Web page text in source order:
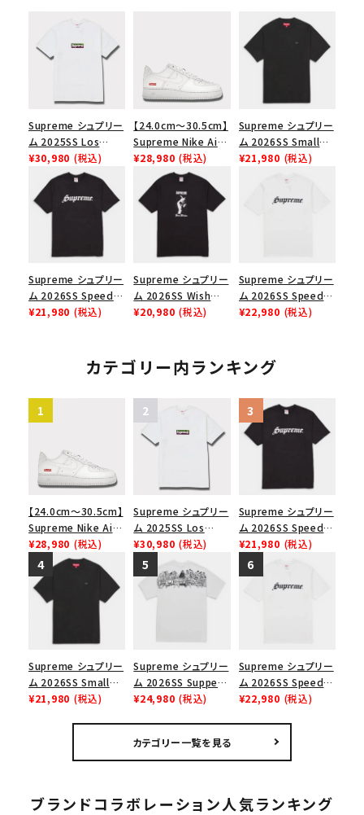
Supreme シュプリー
ム 2025SS Los
Angeles Fire Relief
Box Logo Tee ファ
イヤーリリーフボック
スロゴTシャツ ホワ
¥30,980 (税込)
【24.0cm～30.5cm】
Supreme Nike Air
Force 1 Low シュプ
リーム ナイキエアフォ
ース１スニーカー シ
ューズ ホワイト
¥28,980 (税込)
Supreme シュプリー
ム 2026SS Small
Box Tee スモールボ
¥21,980 (税込)
Supreme シュプリー
ム 2026SS Speed
Tee スピードTシャツ
¥21,980 (税込)
Supreme シュプリー
ム 2026SS Wish
Tee ウィッシュTシ
¥20,980 (税込)
Supreme シュプリー
ム 2026SS Speed
Tee スピードTシャツ
¥22,980 (税込)
カテゴリー内ランキング
【24.0cm～30.5cm】
Supreme Nike Air
Force 1 Low シュプ
リーム ナイキエアフォ
ース１スニーカー シ
ューズ ホワイト
¥28,980 (税込)
Supreme シュプリー
ム 2025SS Los
Angeles Fire Relief
Box Logo Tee ファ
イヤーリリーフボック
スロゴTシャツ ホワ
¥30,980 (税込)
Supreme シュプリー
ム 2026SS Speed
Tee スピードTシャツ
ブラック
¥21,980 (税込)
Supreme シュプリー
ム 2026SS Small
Box Tee スモールボ
¥21,980 (税込)
Supreme シュプリー
ム 2026SS Supper
Tee サパーTシャツ
¥24,980 (税込)
Supreme シュプリー
ム 2026SS Speed
Tee スピードTシャツ
¥22,980 (税込)
カテゴリー一覧を見る
ブランドコラボレーション人気ランキング